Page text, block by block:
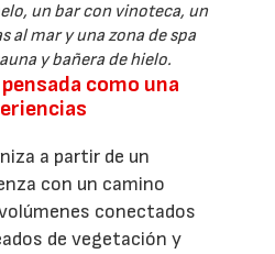
un bar con vinoteca, un
al mar y una zona de spa
y bañera de hielo.
como una
a partir de un
con un camino
conectados
de vegetación y